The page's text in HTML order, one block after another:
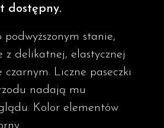
dostępny.
stanie,
z delikatnej, elastycznej
czarnym. Liczne paseczki
nadają mu
Kolor elementów